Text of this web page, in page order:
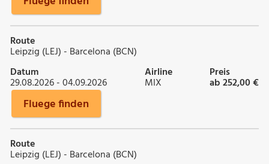
Route
Leipzig (LEJ) - Barcelona (BCN)
Datum
29.08.2026 - 04.09.2026
Airline
MIX
Preis
ab 252,00 €
Fluege finden
Route
Leipzig (LEJ) - Barcelona (BCN)